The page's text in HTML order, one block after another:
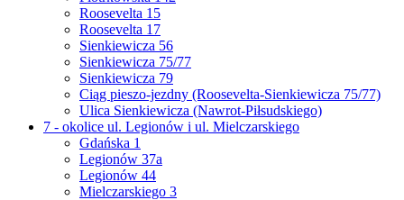
Roosevelta 15
Roosevelta 17
Sienkiewicza 56
Sienkiewicza 75/77
Sienkiewicza 79
Ciąg pieszo-jezdny (Roosevelta-Sienkiewicza 75/77)
Ulica Sienkiewicza (Nawrot-Piłsudskiego)
7 - okolice ul. Legionów i ul. Mielczarskiego
Gdańska 1
Legionów 37a
Legionów 44
Mielczarskiego 3